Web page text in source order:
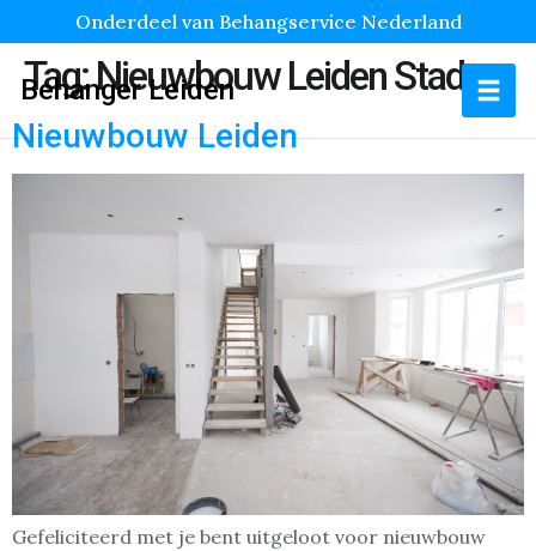
Onderdeel van Behangservice Nederland
Behanger Leiden
Tag:Nieuwbouw Leiden Stad
Nieuwbouw Leiden
Gefeliciteerd met je bent uitgeloot voor nieuwbouw